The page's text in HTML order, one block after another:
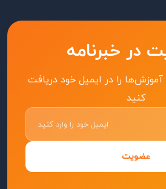
در خبرنامه
را در ایمیل خود دریافت
کنید
عضویت